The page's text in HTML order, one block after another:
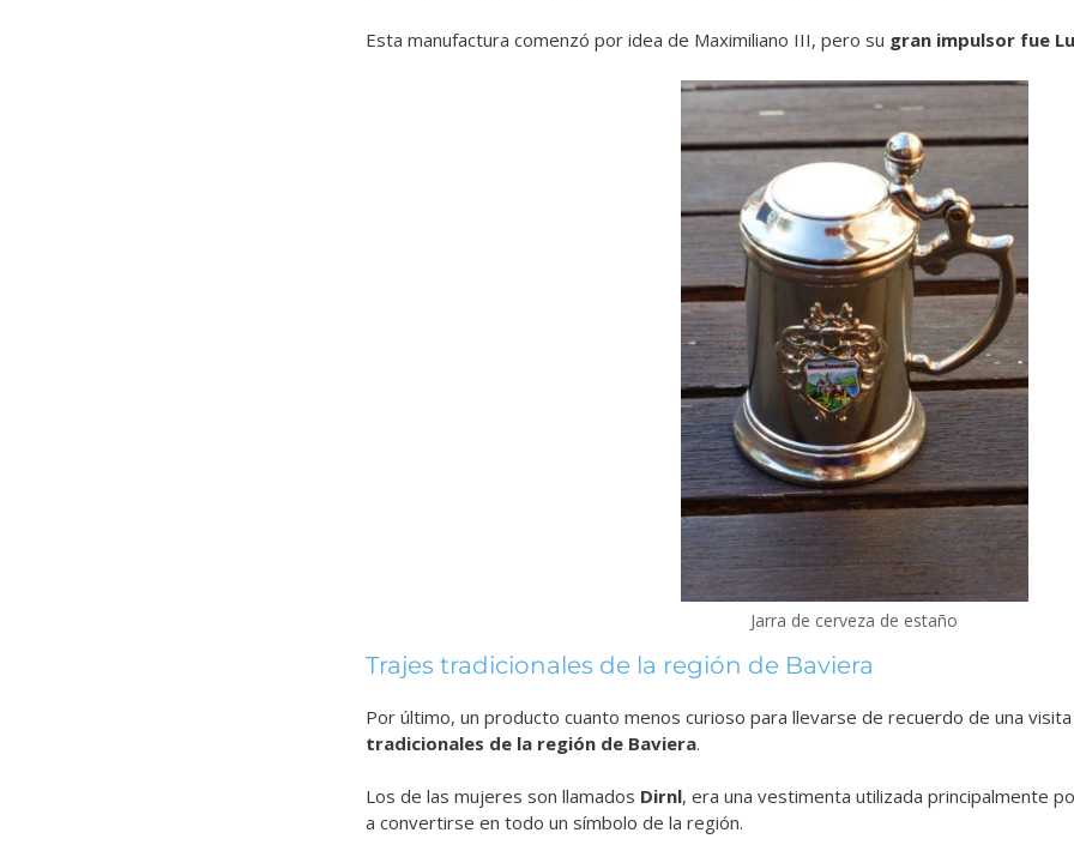
Esta manufactura comenzó por idea de Maximiliano III, pero su gran impulsor fue
Jarra de cerveza de estaño
Trajes tradicionales de la región de Baviera
Por último, un producto cuanto menos curioso para llevarse de recuerdo de una
tradicionales de la región de Baviera.
Los de las mujeres son llamados Dirnl, era una vestimenta utilizada principalmente
a convertirse en todo un símbolo de la región.